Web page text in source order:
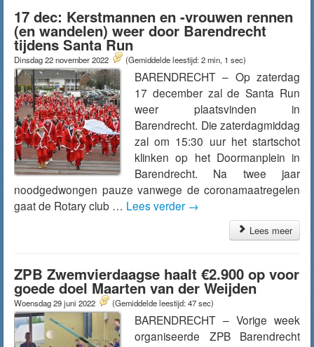
17 dec: Kerstmannen en -vrouwen rennen
(en wandelen) weer door Barendrecht
tijdens Santa Run
Dinsdag 22 november 2022 (Gemiddelde leestijd: 2 min, 1 sec)
BARENDRECHT – Op zaterdag
17 december zal de Santa Run
weer plaatsvinden in
Barendrecht. Die zaterdagmiddag
zal om 15:30 uur het startschot
klinken op het Doormanplein in
Barendrecht. Na twee jaar
noodgedwongen pauze vanwege de coronamaatregelen
gaat de Rotary club … Lees verder →
Lees meer
ZPB Zwemvierdaagse haalt €2.900 op voor
goede doel Maarten van der Weijden
Woensdag 29 juni 2022 (Gemiddelde leestijd: 47 sec)
BARENDRECHT – Vorige week
organiseerde ZPB Barendrecht